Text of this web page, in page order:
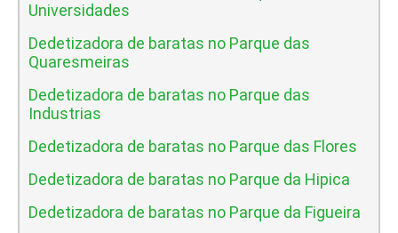
Universidades
Dedetizadora de baratas no Parque das
Quaresmeiras
Dedetizadora de baratas no Parque das
Industrias
Dedetizadora de baratas no Parque das Flores
Dedetizadora de baratas no Parque da Hipica
Dedetizadora de baratas no Parque da Figueira